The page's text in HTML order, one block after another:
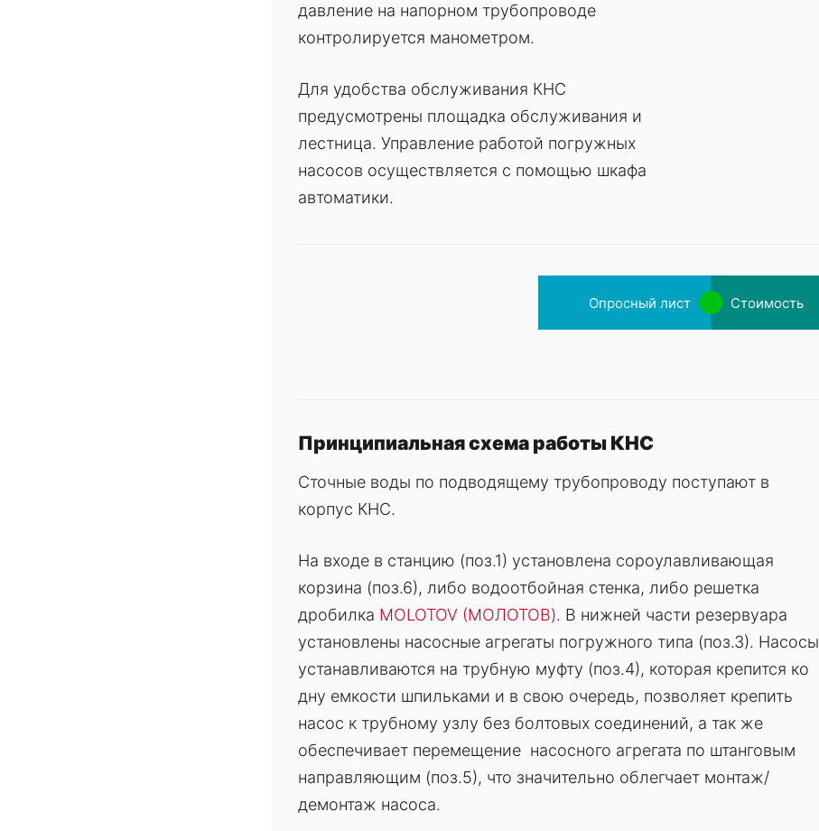
давление на напорном трубопроводе
контролируется манометром.
Для удобства обслуживания КНС
предусмотрены площадка обслуживания и
лестница. Управление работой погружных
насосов осуществляется с помощью шкафа
автоматики.
Опросный лист Стоимость
Принципиальная схема работы КНС
Сточные воды по подводящему трубопроводу поступают в
корпус КНС.
На входе в станцию (поз.1) установлена сороулавливающая
корзина (поз.6), либо водоотбойная стенка, либо решетка
дробилка MOLOTOV (МОЛОТОВ). В нижней части резервуара
установлены насосные агрегаты погружного типа (поз.3). Насосы
устанавливаются на трубную муфту (поз.4), которая крепится ко
дну емкости шпильками и в свою очередь, позволяет крепить
насос к трубному узлу без болтовых соединений, а так же
обеспечивает перемещение насосного агрегата по штанговым
направляющим (поз.5), что значительно облегчает монтаж/
демонтаж насоса.